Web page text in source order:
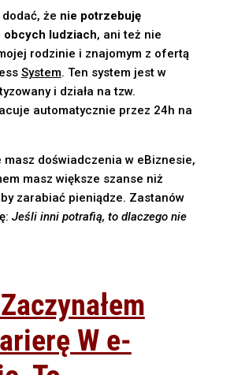
że nie potrzebuję
obcych ludziach, ani też nie
rodzinie i znajomym z ofertą
System. Ten system jest w
i działa na tzw.
automatycznie przez 24h na
masz doświadczenia w eBiznesie,
masz większe szanse niż
zarabiać pieniądze. Zastanów
Jeśli inni potrafią, to dlaczego nie
W e-